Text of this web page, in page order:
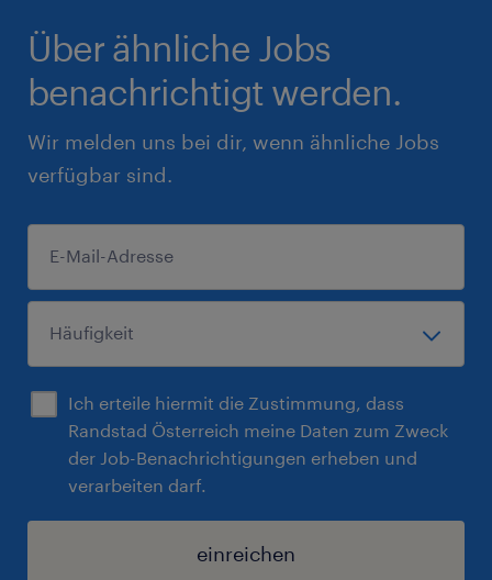
Über ähnliche Jobs
benachrichtigt werden.
Wir melden uns bei dir, wenn ähnliche Jobs
verfügbar sind.
Ich erteile hiermit die Zustimmung, dass
Randstad Österreich meine Daten zum Zweck
der Job-Benachrichtigungen erheben und
verarbeiten darf.
einreichen